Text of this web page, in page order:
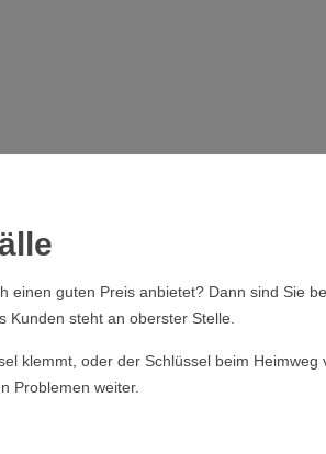
guten Preis anbietet? Dann sind Sie
steht an oberster Stelle.
klemmt, oder der Schlüssel beim
Problemen weiter.